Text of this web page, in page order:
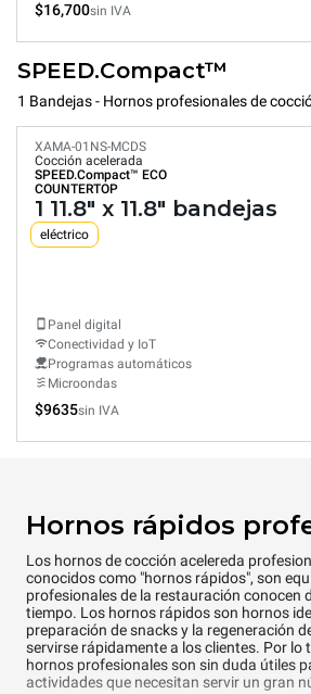
$16,700sin IVA
SPEED.Compact™
1 Bandejas - Hornos profesionales de
XAMA-01NS-MCDS
Cocción acelerada
SPEED.Compact™ ECO
COUNTERTOP
1 11.8" x 11.8" bandejas
eléctrico
Panel digital
Conectividad y IoT
Programas automáticos
Microondas
$9635sin IVA
Hornos rápidos
Los hornos de cocción acelereda
conocidos como "hornos rápidos", son
profesionales de la restauración conocen
tiempo. Los hornos rápidos son hornos
preparación de snacks y la regeneración
servirse rápidamente a los clientes. Por lo
hornos profesionales son sin duda útiles
actividades que necesitan servir un gran